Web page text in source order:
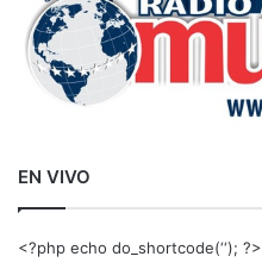
EN VIVO
<?php echo do_shortcode(‘‘); ?>